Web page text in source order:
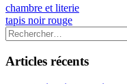
Navigation
de
l’article
Previous
article:
chambre et literie
Next
article:
tapis noir rouge
Colonne
latérale
principale
Rechercher :
Articles récents